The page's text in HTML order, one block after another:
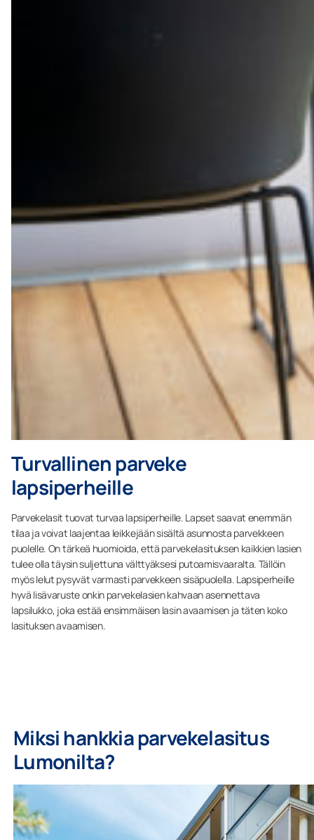
Turvallinen parveke
lapsiperheille
Parvekelasit tuovat turvaa lapsiperheille. Lapset saavat enemmän
tilaa ja voivat laajentaa leikkejään sisältä asunnosta parvekkeen
puolelle. On tärkeä huomioida, että parvekelasituksen kaikkien lasien
tulee olla täysin suljettuna välttyäksesi putoamisvaaralta. Tällöin
myös lelut pysyvät varmasti parvekkeen sisäpuolella. Lapsiperheille
hyvä lisävaruste onkin parvekelasien kahvaan asennettava
lapsilukko, joka estää ensimmäisen lasin avaamisen ja täten koko
lasituksen avaamisen.
Miksi hankkia parvekelasitus
Lumonilta?